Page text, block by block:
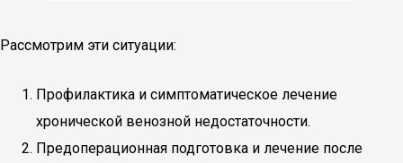
Рассмотрим эти ситуации:
Профилактика и симптоматическое лечение
хронической венозной недостаточности.
Предоперационная подготовка и лечение после